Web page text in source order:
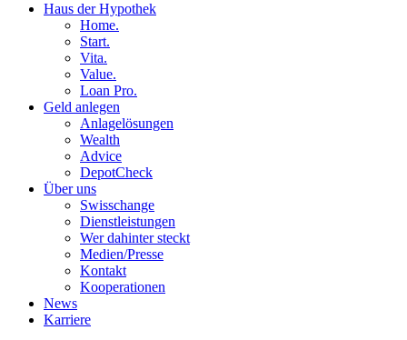
Haus der Hypothek
Home.
Start.
Vita.
Value.
Loan Pro.
Geld anlegen
Anlagelösungen
Wealth
Advice
DepotCheck
Über uns
Swisschange
Dienstleistungen
Wer dahinter steckt
Medien/Presse
Kontakt
Kooperationen
News
Karriere